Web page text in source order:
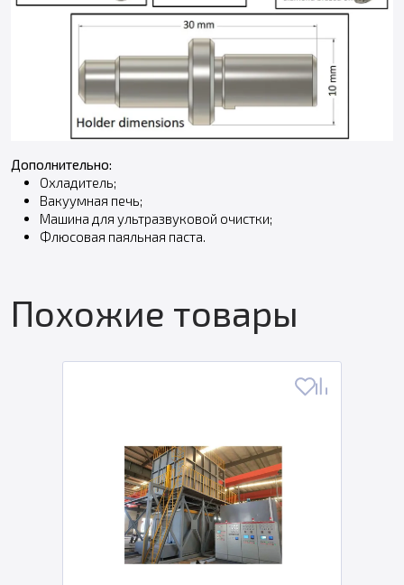
Дополнительно:
Охладитель;
Вакуумная печь;
Машина для ультразвуковой очистки;
Флюсовая паяльная паста.
Похожие товары